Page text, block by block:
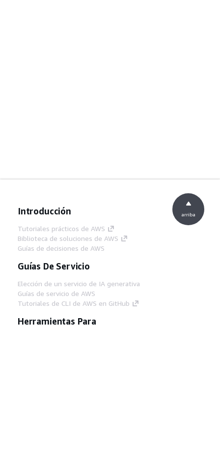
Introducción
Tutoriales prácticos de AWS
Biblioteca de soluciones de AWS
Guías de decisiones de AWS
Guías De Servicio
Elección de un servicio de IA generativa
Guías de servicio de AWS
Tutoriales de CLI de AWS en GitHub
Herramientas Para
arriba